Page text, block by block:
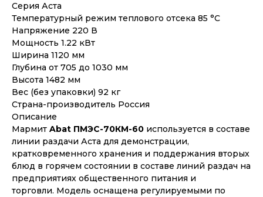
Серия Аста
Температурный режим теплового отсека 85 °C
Напряжение 220 В
Мощность 1.22 кВт
Ширина 1120 мм
Глубина от 705 до 1030 мм
Высота 1482 мм
Вес (без упаковки) 92 кг
Страна-производитель Россия
Описание
Мармит Abat ПМЭС-70КМ-60 используется в составе
линии раздачи Аста для демонстрации,
кратковременного хранения и поддержания вторых
блюд в горячем состоянии в составе линий раздач на
предприятиях общественного питания и
торговли. Модель оснащена регулируемыми по